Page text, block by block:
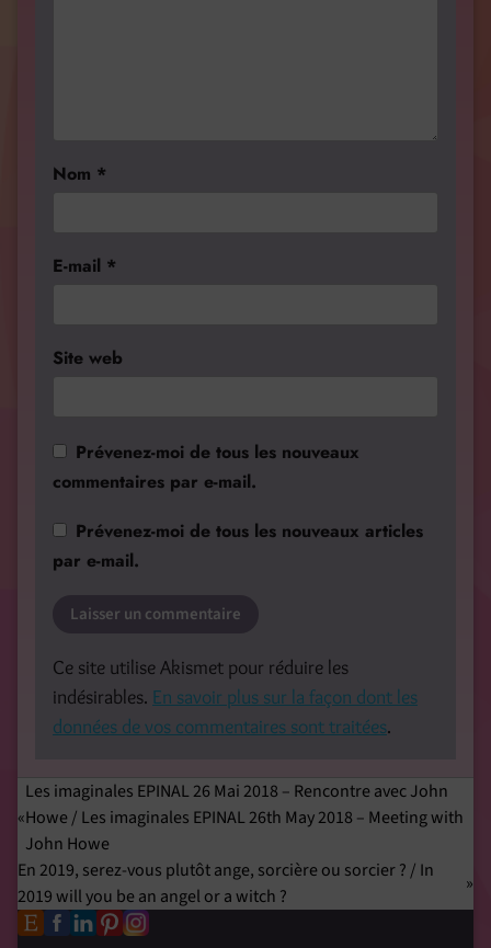
Nom *
E-mail *
Site web
Prévenez-moi de tous les nouveaux
commentaires par e-mail.
Prévenez-moi de tous les nouveaux articles
par e-mail.
Ce site utilise Akismet pour réduire les
indésirables. En savoir plus sur la façon dont les
données de vos commentaires sont traitées.
Les imaginales EPINAL 26 Mai 2018 – Rencontre avec John
Howe / Les imaginales EPINAL 26th May 2018 – Meeting with
John Howe
En 2019, serez-vous plutôt ange, sorcière ou sorcier ? / In
2019 will you be an angel or a witch ?